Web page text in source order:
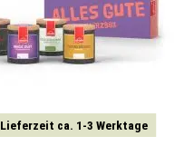
Lieferzeit ca. 1-3 Werktage